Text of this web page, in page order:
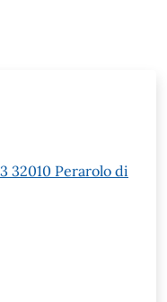
32010 Perarolo di